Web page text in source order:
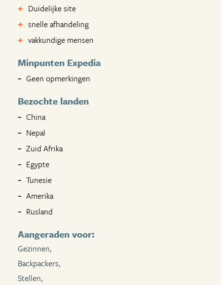
Duidelijke site
snelle afhandeling
vakkundige mensen
Minpunten Expedia
Geen opmerkingen
Bezochte landen
China
Nepal
Zuid Afrika
Egypte
Tunesie
Amerika
Rusland
Aangeraden voor:
Gezinnen,
Backpackers,
Stellen,